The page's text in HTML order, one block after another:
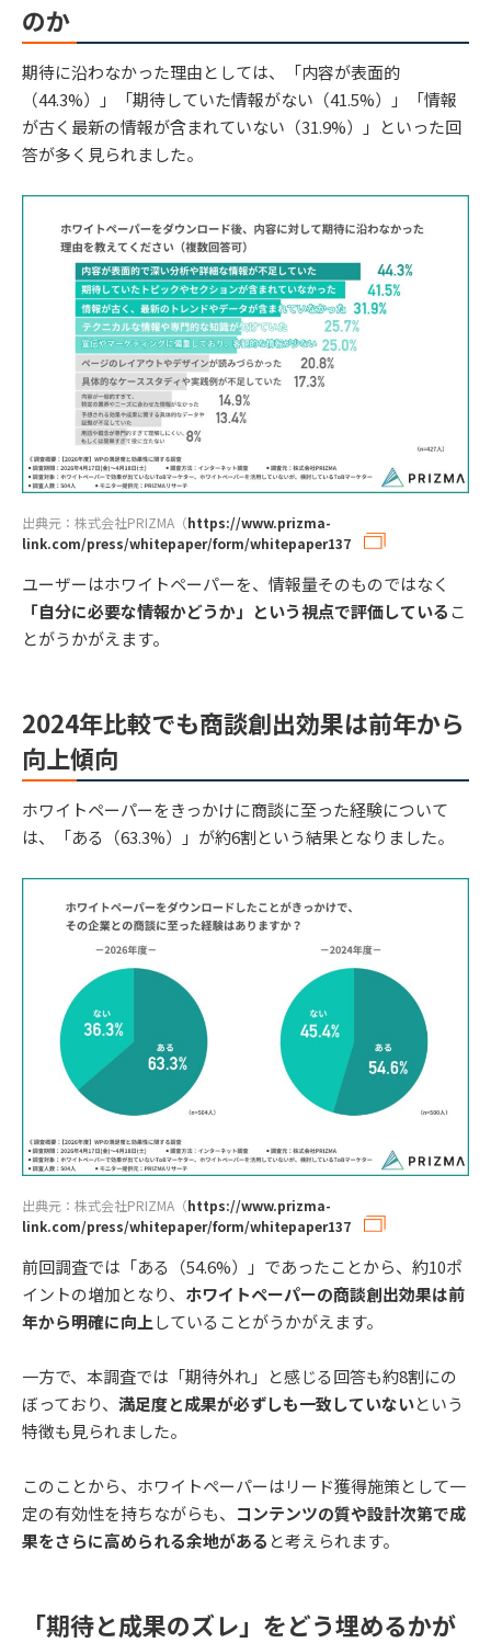
のか
期待に沿わなかった理由としては、「内容が表面的
（44.3%）」「期待していた情報がない（41.5%）」「情報
が古く最新の情報が含まれていない（31.9%）」といった回
答が多く見られました。
出典元：株式会社PRIZMA（https://www.prizma-
link.com/press/whitepaper/form/whitepaper137
ユーザーはホワイトペーパーを、情報量そのものではなく
「自分に必要な情報かどうか」という視点で評価しているこ
とがうかがえます。
2024年比較でも商談創出効果は前年から
向上傾向
ホワイトペーパーをきっかけに商談に至った経験について
は、「ある（63.3%）」が約6割という結果となりました。
出典元：株式会社PRIZMA（https://www.prizma-
link.com/press/whitepaper/form/whitepaper137
前回調査では「ある（54.6%）」であったことから、約10ポ
イントの増加となり、 ホワイトペーパーの商談創出効果は前
年から明確に向上していることがうかがえます。
一方で、本調査では「期待外れ」と感じる回答も約8割にの
ぼっており、 満足度と成果が必ずしも一致していないという
特徴も見られました。
このことから、ホワイトペーパーはリード獲得施策として一
定の有効性を持ちながらも、 コンテンツの質や設計次第で成
果をさらに高められる余地がある と考えられます。
「期待と成果のズレ」をどう埋めるかが